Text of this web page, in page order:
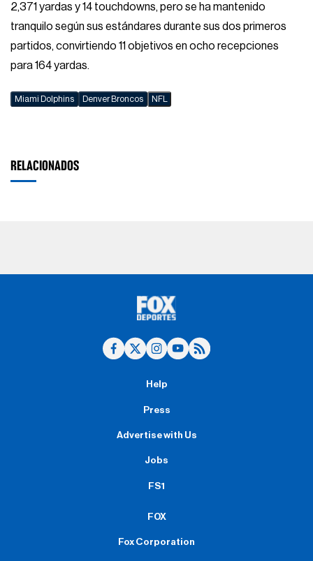
2,371 yardas y 14 touchdowns, pero se ha mantenido
tranquilo según sus estándares durante sus dos primeros
partidos, convirtiendo 11 objetivos en ocho recepciones
para 164 yardas.
Miami Dolphins Denver Broncos NFL
RELACIONADOS
Help
Press
Advertise with Us
Jobs
FS1
FOX
Fox Corporation